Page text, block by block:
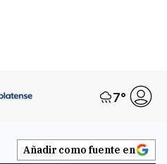
7°
Añadir como fuente en